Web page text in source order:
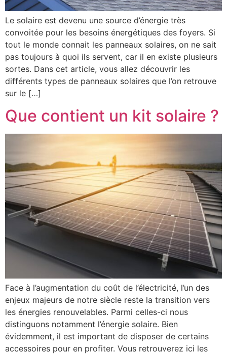
Le solaire est devenu une source d’énergie très
convoitée pour les besoins énergétiques des foyers. Si
tout le monde connait les panneaux solaires, on ne sait
pas toujours à quoi ils servent, car il en existe plusieurs
sortes. Dans cet article, vous allez découvrir les
différents types de panneaux solaires que l’on retrouve
sur le […]
Que contient un kit solaire ?
Face à l’augmentation du coût de l’électricité, l’un des
enjeux majeurs de notre siècle reste la transition vers
les énergies renouvelables. Parmi celles-ci nous
distinguons notamment l’énergie solaire. Bien
évidemment, il est important de disposer de certains
accessoires pour en profiter. Vous retrouverez ici les